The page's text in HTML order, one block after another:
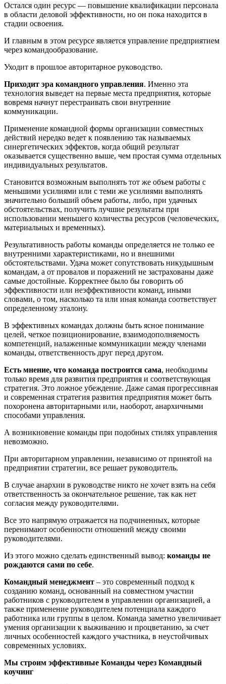
Остался один ресурс — повышение квалификации персонала
в области деловой эффективности, но он пока находится в
стадии освоения.
И главным в этом ресурсе является управление предприятием
через командообразование.
Уходит в прошлое авторитарное руководство.
Приходит эра командного управления. Именно эта
технология выведет на первые места предприятия, которые
вовремя начнут перестраивать свои внутренние
коммуникации.
Применение командной формы организации совместных
действий нередко ведет к появлению так называемых
синергетических эффектов, когда общий результат
оказывается существенно выше, чем простая сумма отдельных
индивидуальных результатов.
Становится возможным выполнять тот же объем работы с
меньшими усилиями или с теми же усилиями выполнять
значительно больший объем работы, либо, при удачных
обстоятельствах, получить лучшие результаты при
использовании меньшего количества ресурсов (человеческих,
материальных и временных).
Результативность работы команды определяется не только ее
внутренними характеристиками, но и внешними
обстоятельствами. Удача может сопутствовать никудышным
командам, а от провалов и поражений не застрахованы даже
самые достойные. Корректнее было бы говорить об
эффективности или неэффективности команд, иными
словами, о том, насколько та или иная команда соответствует
определенному эталону.
В эффективных командах должны быть ясное понимание
целей, четкое позиционирование, взаимодополняемость
компетенций, налаженные коммуникации между членами
команды, ответственность друг перед другом.
Есть мнение, что команда построится сама, необходимы
только время для развития предприятия и соответствующая
стратегия. Это ложное убеждение. Даже самая прогрессивная
и современная стратегия развития предприятия может быть
похоронена авторитарными или, наоборот, анархичными
способами управления.
А возникновение команды при подобных стилях управления
невозможно.
При авторитарном управлении, независимо от принятой на
предприятии стратегии, все решает руководитель.
В случае анархии в руководстве никто не хочет взять на себя
ответственность за окончательное решение, так как нет
согласия между руководителями.
Все это напрямую отражается на подчиненных, которые
перенимают особенности отношений между своими
руководителями.
Из этого можно сделать единственный вывод: команды не
рождаются сами по себе.
Командный менеджмент – это современный подход к
созданию команд, основанный на совместном участии
работников с руководителем в управлении организацией, а
также применение руководителем потенциала каждого
работника или группы в целом. Команда заметно увеличивает
умения организации к выживанию и процветанию, за счет
личных особенностей каждого участника, в неустойчивых
современных условиях.
Мы строим эффективные Команды через Командный
коучинг